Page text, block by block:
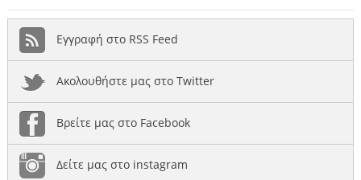
Εγγραφή στο RSS Feed
Ακολουθήστε μας στο Twitter
Βρείτε μας στο Facebook
Δείτε μας στο instagram